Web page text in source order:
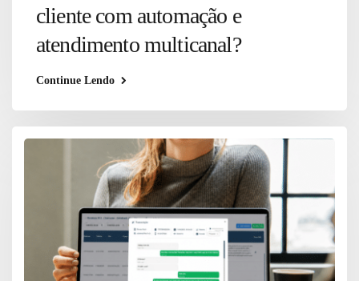
cliente com automação e
atendimento multicanal?
Continue Lendo